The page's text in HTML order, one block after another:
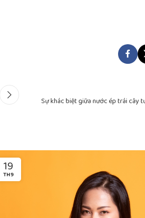
Sự khác biệt giữa nước ép trái cây
19
TH9